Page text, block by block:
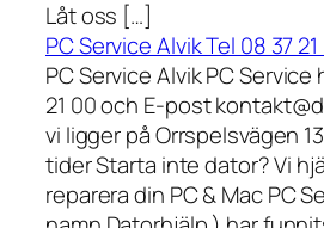
Låt oss […]
PC Service Alvik Tel 08 37
PC Service Alvik PC
21 00 och E-post
vi ligger på Orrspelsvägen
tider Starta inte dator? Vi
reparera din PC & Mac PC